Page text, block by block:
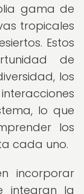
gama de
tropicales
Estos
de
los
lo que
los
cada uno.
incorporar
integran la